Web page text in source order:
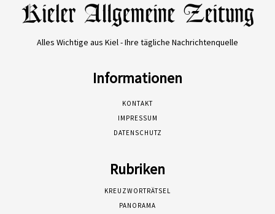
Alles Wichtige aus Kiel - Ihre tägliche Nachrichtenquelle
Informationen
KONTAKT
IMPRESSUM
DATENSCHUTZ
Rubriken
KREUZWORTRÄTSEL
PANORAMA